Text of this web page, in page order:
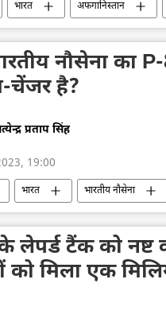
भारत अफगानिस्तान
भारत का विदेश मंत्रालय (MEA)
नौसेना का P-
चेंजर है?
प्रताप सिंह
19:00
भारत भारतीय नौसेना
जहाजी बेड़ा राष्ट्रीय सुरक्षा
लेपर्ड टैंक को
को मिला एक